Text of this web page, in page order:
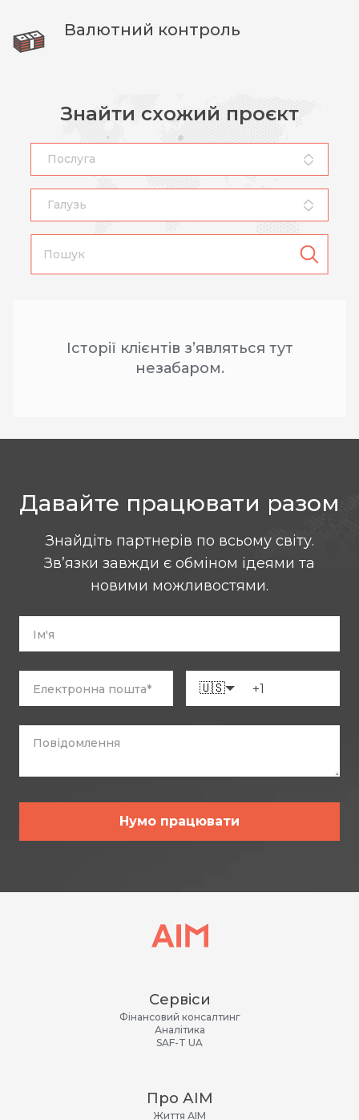
Валютний контроль
Знайти схожий проєкт
Послуга
Галузь
Історії клієнтів з’являться тут
незабаром.
Давайте працювати разом
Знайдіть партнерів по всьому світу.
Зв’язки завжди є обміном ідеями та
новими можливостями.
🇺🇸
Нумо працювати
Сервіси
Фінансовий консалтинг
Аналітика
SAF-T UA
Про АІМ
Життя АІМ